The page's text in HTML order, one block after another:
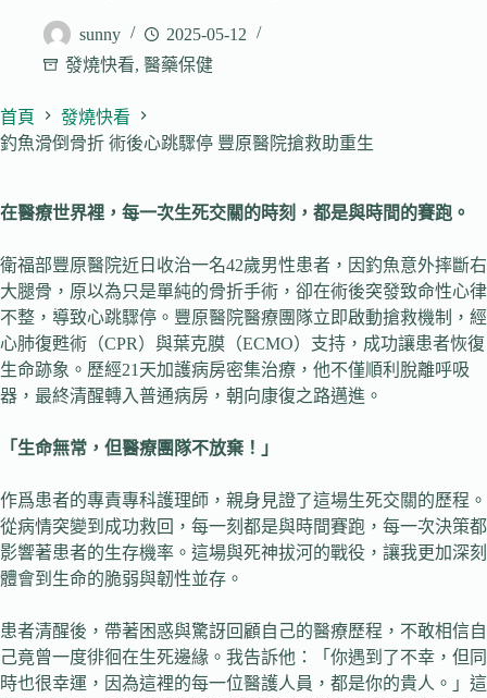
sunny
2025-05-12
發燒快看, 醫藥保健
首頁
發燒快看
釣魚滑倒骨折 術後心跳驟停 豐原醫院搶救助重生
在醫療世界裡，每一次生死交關的時刻，都是與時間的賽跑。
衛福部豐原醫院近日收治一名42歲男性患者，因釣魚意外摔斷右
大腿骨，原以為只是單純的骨折手術，卻在術後突發致命性心律
不整，導致心跳驟停。豐原醫院醫療團隊立即啟動搶救機制，經
心肺復甦術（CPR）與葉克膜（ECMO）支持，成功讓患者恢復
生命跡象。歷經21天加護病房密集治療，他不僅順利脫離呼吸
器，最終清醒轉入普通病房，朝向康復之路邁進。
「生命無常，但醫療團隊不放棄！」
作爲患者的專責專科護理師，親身見證了這場生死交關的歷程。
從病情突變到成功救回，每一刻都是與時間賽跑，每一次決策都
影響著患者的生存機率。這場與死神拔河的戰役，讓我更加深刻
體會到生命的脆弱與韌性並存。
患者清醒後，帶著困惑與驚訝回顧自己的醫療歷程，不敢相信自
己竟曾一度徘徊在生死邊緣。我告訴他：「你遇到了不幸，但同
時也很幸運，因為這裡的每一位醫護人員，都是你的貴人。」這